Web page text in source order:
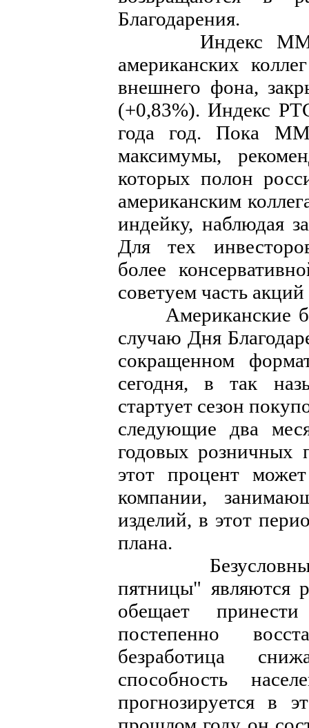
Благодарения.
Индекс ММВБ,
американских
внешнего фона,
(+0,83%). Индекс
года год. Пока
максимумы,
которых полон
американским
индейку, наблюдая
Для тех
более
советуем часть
Американские
случаю Дня
сокращенном
сегодня, в так
стартует сезон
следующие два
годовых розничных
этот процент
компании,
изделий, в этот
плана.
Безусловными
пятницы" являются
обещает
постепенно
безработица
способность
прогнозируется в